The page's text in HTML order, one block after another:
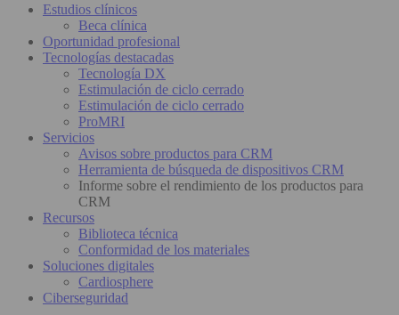
Estudios clínicos
Beca clínica
Oportunidad profesional
Tecnologías destacadas
Tecnología DX
Estimulación de ciclo cerrado
Estimulación de ciclo cerrado
ProMRI
Servicios
Avisos sobre productos para CRM
Herramienta de búsqueda de dispositivos CRM
Informe sobre el rendimiento de los productos para
CRM
Recursos
Biblioteca técnica
Conformidad de los materiales
Soluciones digitales
Cardiosphere
Ciberseguridad